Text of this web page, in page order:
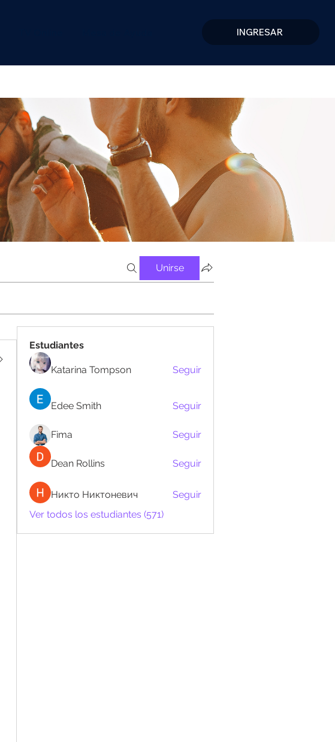
INGRESAR
Unirse
Estudiantes
Katarina Tompson Seguir
Edee Smith Seguir
Fima Seguir
Dean Rollins Seguir
Никто Никтоневич
Seguir
Ver todos los estudiantes (571)